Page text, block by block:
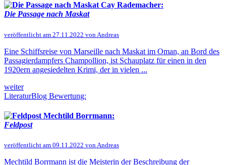
Cay Rademacher:
Die Passage nach Maskat
veröffentlicht am 27.11.2022 von Andreas
Eine Schiffsreise von Marseille nach Maskat im Oman, an Bord des
Passagierdampfers Champollion, ist Schauplatz für einen in den
1920ern angesiedelten Krimi, der in vielen ...
weiter
LiteraturBlog Bewertung:
Mechtild Borrmann:
Feldpost
veröffentlicht am 09.11.2022 von Andreas
Mechtild Borrmann ist die Meisterin der Beschreibung der